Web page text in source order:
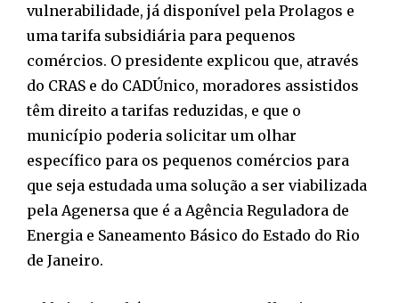
vulnerabilidade, já disponível pela Prolagos e
uma tarifa subsidiária para pequenos
comércios. O presidente explicou que, através
do CRAS e do CADÚnico, moradores assistidos
têm direito a tarifas reduzidas, e que o
município poderia solicitar um olhar
específico para os pequenos comércios para
que seja estudada uma solução a ser viabilizada
pela Agenersa que é a Agência Reguladora de
Energia e Saneamento Básico do Estado do Rio
de Janeiro.